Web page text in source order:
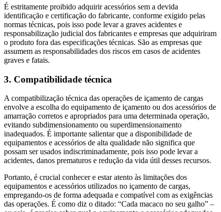
É estritamente proibido adquirir acessórios sem a devida
identificação e certificação do fabricante, conforme exigido pelas
normas técnicas, pois isso pode levar a graves acidentes e
responsabilização judicial dos fabricantes e empresas que adquiriram
o produto fora das especificações técnicas. São as empresas que
assumem as responsabilidades dos riscos em casos de acidentes
graves e fatais.
3. Compatibilidade técnica
A compatibilização técnica das operações de içamento de cargas
envolve a escolha do equipamento de içamento ou dos acessórios de
amarração corretos e apropriados para uma determinada operação,
evitando subdimensionamento ou superdimensionamento
inadequados. É importante salientar que a disponibilidade de
equipamentos e acessórios de alta qualidade não significa que
possam ser usados indiscriminadamente, pois isso pode levar a
acidentes, danos prematuros e redução da vida útil desses recursos.
Portanto, é crucial conhecer e estar atento às limitações dos
equipamentos e acessórios utilizados no içamento de cargas,
empregando-os de forma adequada e compatível com as exigências
das operações. É como diz o ditado: “Cada macaco no seu galho” –